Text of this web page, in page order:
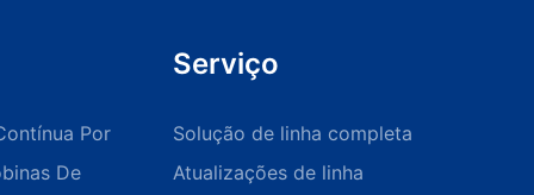
Por
De
Serviço
Solução de linha completa
Atualizações de linha